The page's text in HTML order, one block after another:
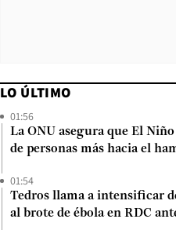
LO ÚLTIMO
01:56
La ONU asegura que El
de personas más hacia el
01:54
Tedros llama a intensificar
al brote de ébola en RDC